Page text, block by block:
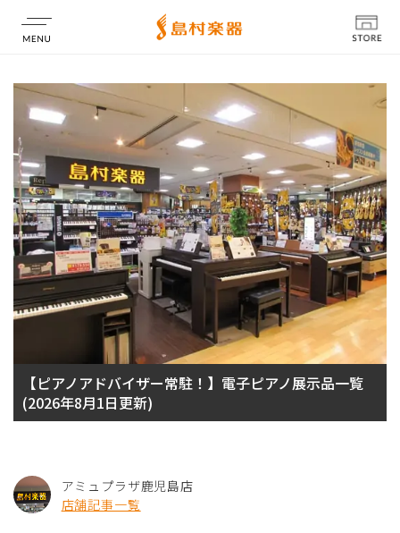
店舗情報
【ピアノアドバイザー常駐！】電子ピアノ展示品一覧
(2026年8月1日更新)
アミュプラザ鹿児島店
店舗記事一覧